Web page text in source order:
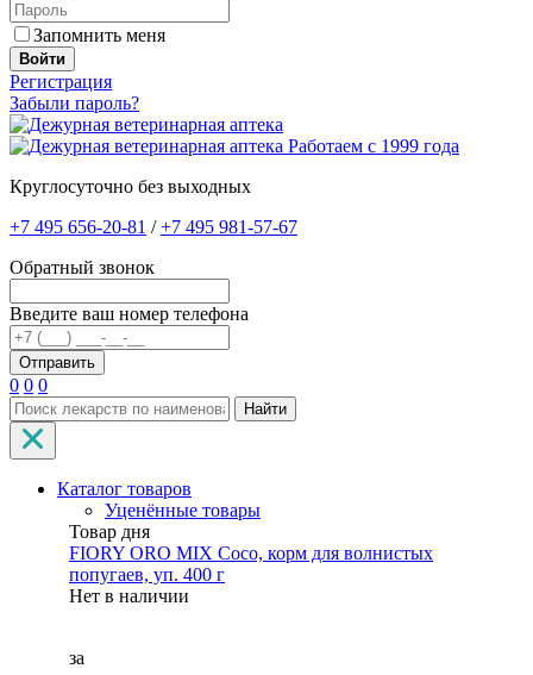
Запомнить меня
Войти
Регистрация
Забыли пароль?
Работаем с 1999 года
Круглосуточно без выходных
+7 495 656-20-81 /+7 495 981-57-67
Обратный звонок
Введите ваш номер телефона
0 0 0
Найти
Каталог товаров
Уценённые товары
Товар дня
FIORY ORO MIX Coco, корм для волнистых
попугаев, уп. 400 г
Нет в наличии
за